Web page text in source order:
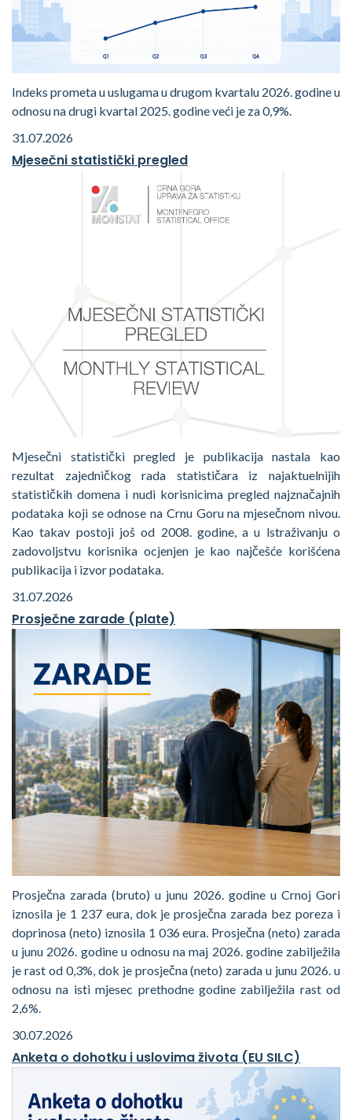
Indeks prometa u uslugama u drugom kvartalu 2026. godine u
odnosu na drugi kvartal 2025. godine veći je za 0,9%.
31.07.2026
Mjesečni statistički pregled
Mjesečni statistički pregled je publikacija nastala kao
rezultat zajedničkog rada statističara iz najaktuelnijih
statističkih domena i nudi korisnicima pregled najznačajnih
podataka koji se odnose na Crnu Goru na mjesečnom nivou.
Kao takav postoji još od 2008. godine, a u lstraživanju o
zadovoljstvu korisnika ocjenjen je kao najčešće korišćena
publikacija i izvor podataka.
31.07.2026
Prosječne zarade (plate)
Prosječna zarada (bruto) u junu 2026. godine u Crnoj Gori
iznosila je 1 237 eura, dok je prosječna zarada bez poreza i
doprinosa (neto) iznosila 1 036 eura. Prosječna (neto) zarada
u junu 2026. godine u odnosu na maj 2026. godine zabilježila
je rast od 0,3%, dok je prosječna (neto) zarada u junu 2026. u
odnosu na isti mjesec prethodne godine zabilježila rast od
2,6%.
30.07.2026
Anketa o dohotku i uslovima života (EU SILC)